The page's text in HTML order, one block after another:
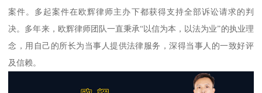
案件。多起案件在欧辉律师主办下都获得支持全部诉讼请求的判
决。多年来，欧辉律师团队一直秉承“以信为本，以法为业”的执业理
念，用自己的所长为当事人提供法律服务，深得当事人的一致好评
及信赖。